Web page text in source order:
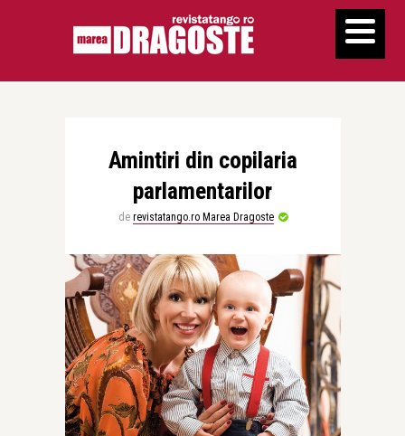
Amintiri din copilaria
parlamentarilor
de revistatango.ro Marea Dragoste